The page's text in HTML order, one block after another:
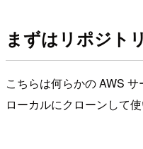
まずはリポジト
こちらは何らかの AWS
ローカルにクローンして使